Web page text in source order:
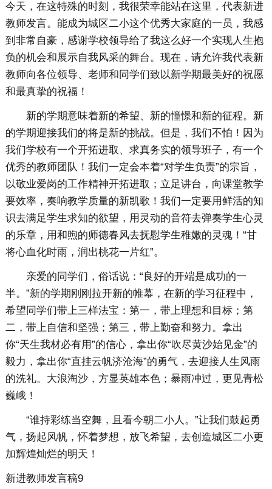
今天，在这特殊的时刻，我很荣幸能站在这里，代表新进
教师发言。能成为城区二小这个优秀大家庭的一员，我感
到非常自豪，感谢学校领导给了我这么好一个实现人生抱
负的机会和展示自我风采的舞台。现在，请允许我代表新
教师向各位领导、老师和同学们致以新学期最美好的祝愿
和最真挚的祝福！
新的学期意味着新的希望、新的憧憬和新的征程。新
的学期迎接我们的将是新的挑战。但是，我们不怕！因为
我们学校有一个开拓进取、求真务实的领导班子，有一个
优秀的教师团队！我们一定会本着“对学生负责”的宗旨，
以敬业爱岗的工作精神开拓进取；立足讲台，向课堂教学
要效率，奏响教学质量的新凯歌！我们一定要用鲜活的知
识去满足学生求知的欲望，用灵动的音符去弹奏学生心灵
的乐章，用和煦的师德春风去抚慰学生稚嫩的灵魂！“甘
将心血化时雨，润出桃花一片红”。
亲爱的同学们，俗话说：“良好的开端是成功的一
半。”新的学期刚刚拉开新的帷幕，在新的学习征程中，
希望同学们带上三样法宝：第一，带上理想和目标；第
二，带上自信和坚强；第三，带上勤奋和努力。拿出
你“天生我材必有用”的信心，拿出你“吹尽黄沙始见金”的
毅力，拿出你“直挂云帆济沧海”的勇气，去迎接人生风雨
的洗礼。大浪淘沙，方显英雄本色；暴雨冲过，更见青松
巍峨！
“谁持彩练当空舞，且看今朝二小人。”让我们鼓起勇
气，扬起风帆，怀着梦想，放飞希望，去创造城区二小更
加辉煌灿烂的明天！
新进教师发言稿9